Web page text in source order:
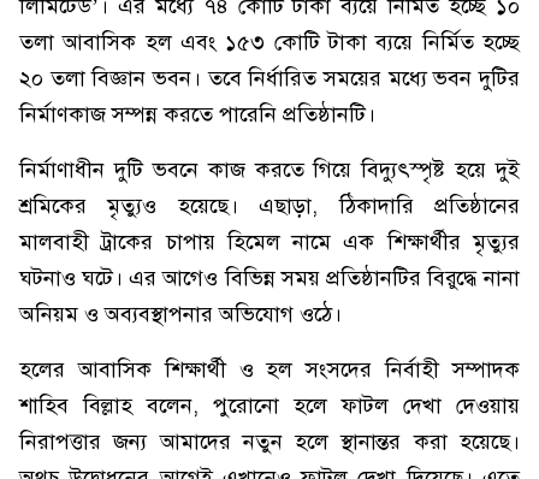
লিমিটেড’। এর মধ্যে ৭৪ কোটি টাকা ব্যয়ে নির্মিত হচ্ছে ১০
তলা আবাসিক হল এবং ১৫৩ কোটি টাকা ব্যয়ে নির্মিত হচ্ছে
২০ তলা বিজ্ঞান ভবন। তবে নির্ধারিত সময়ের মধ্যে ভবন দুটির
নির্মাণকাজ সম্পন্ন করতে পারেনি প্রতিষ্ঠানটি।
নির্মাণাধীন দুটি ভবনে কাজ করতে গিয়ে বিদ্যুৎস্পৃষ্ট হয়ে দুই
শ্রমিকের মৃত্যুও হয়েছে। এছাড়া, ঠিকাদারি প্রতিষ্ঠানের
মালবাহী ট্রাকের চাপায় হিমেল নামে এক শিক্ষার্থীর মৃত্যুর
ঘটনাও ঘটে। এর আগেও বিভিন্ন সময় প্রতিষ্ঠানটির বিরুদ্ধে নানা
অনিয়ম ও অব্যবস্থাপনার অভিযোগ ওঠে।
হলের আবাসিক শিক্ষার্থী ও হল সংসদের নির্বাহী সম্পাদক
শাহিব বিল্লাহ বলেন, পুরোনো হলে ফাটল দেখা দেওয়ায়
নিরাপত্তার জন্য আমাদের নতুন হলে স্থানান্তর করা হয়েছে।